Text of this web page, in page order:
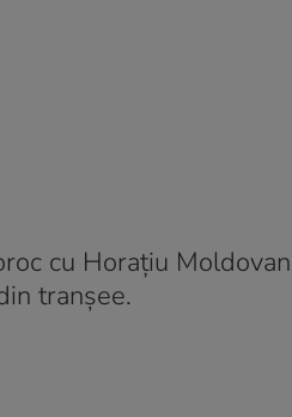
cu Horațiu
tranșee.